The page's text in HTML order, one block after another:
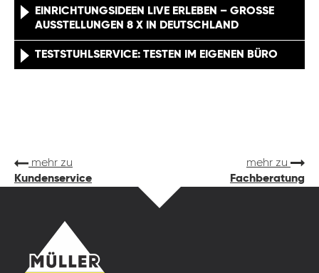
EINRICHTUNGSIDEEN LIVE ERLEBEN – GROSSE A
USSTELLUNGEN 8 X IN DEUTSCHLAND
TESTSTUHLSERVICE: TESTEN IM EIGENEN BÜRO
mehr zu
Kundenservice
mehr zu
Fachberatung